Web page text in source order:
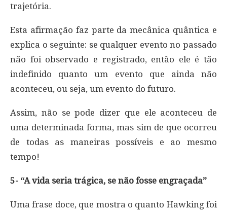
trajetória.
Esta afirmação faz parte da mecânica quântica e
explica o seguinte: se qualquer evento no passado
não foi observado e registrado, então ele é tão
indefinido quanto um evento que ainda não
aconteceu, ou seja, um evento do futuro.
Assim, não se pode dizer que ele aconteceu de
uma determinada forma, mas sim de que ocorreu
de todas as maneiras possíveis e ao mesmo
tempo!
5- “A vida seria trágica, se não fosse engraçada”
Uma frase doce, que mostra o quanto Hawking foi